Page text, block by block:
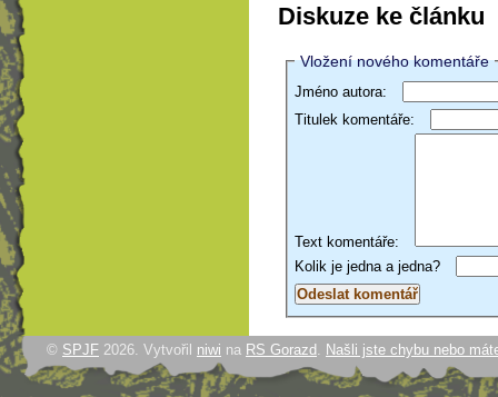
Diskuze ke článku
Vložení nového komentáře
Jméno autora:
Titulek komentáře:
Text komentáře:
Kolik je jedna a jedna?
© SPJF 2026. Vytvořil niwi na RS Gorazd . Našli jste chybu nebo